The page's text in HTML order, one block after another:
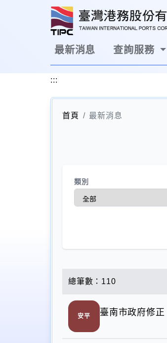
跳到主要內容區塊
最新消息 查詢服務
:::
首頁 最新消息
類別
總筆數：110
安平 臺南市政府修